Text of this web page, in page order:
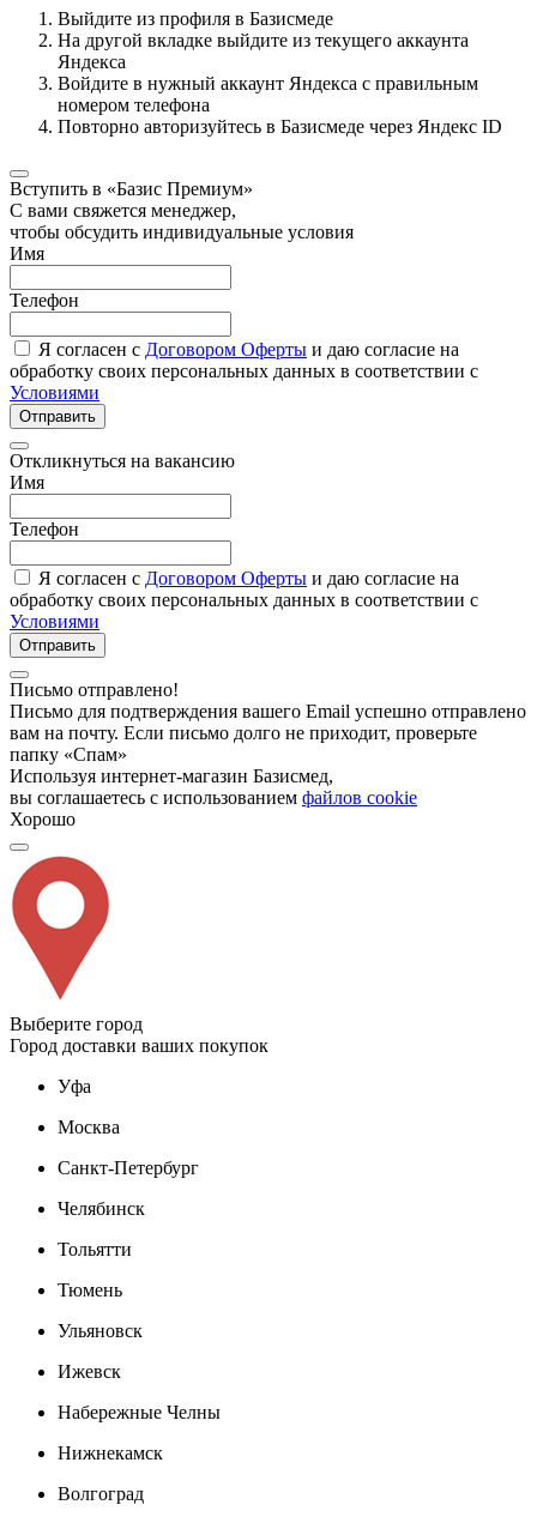
Выйдите из профиля в Базисмеде
На другой вкладке выйдите из текущего аккаунта
Яндекса
Войдите в нужный аккаунт Яндекса с правильным
номером телефона
Повторно авторизуйтесь в Базисмеде через Яндекс ID
Вступить в «Базис Премиум»
С вами свяжется менеджер,
чтобы обсудить индивидуальные условия
Имя
Телефон
Я согласен с Договором Оферты и даю согласие на
обработку своих персональных данных в соответствии с
Условиями
Отправить
Откликнуться на вакансию
Имя
Телефон
Я согласен с Договором Оферты и даю согласие на
обработку своих персональных данных в соответствии с
Условиями
Отправить
Письмо отправлено!
Письмо для подтверждения вашего Email успешно отправлено
вам на почту. Если письмо долго не приходит, проверьте
папку «Спам»
Используя интернет-магазин Базисмед,
вы соглашаетесь с использованием файлов cookie
Хорошо
Выберите город
Город доставки ваших покупок
Уфа
Москва
Санкт-Петербург
Челябинск
Тольятти
Тюмень
Ульяновск
Ижевск
Набережные Челны
Нижнекамск
Волгоград